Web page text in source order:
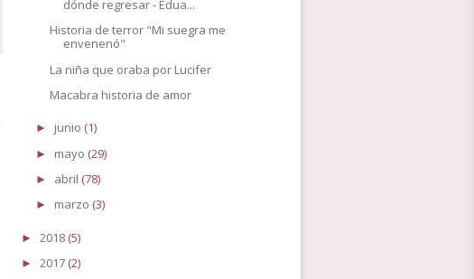
dónde regresar - Edua...
Historia de terror "Mi suegra me
envenenó"
La niña que oraba por Lucifer
Macabra historia de amor
► junio (1)
► mayo (29)
► abril (78)
► marzo (3)
► 2018 (5)
► 2017 (2)